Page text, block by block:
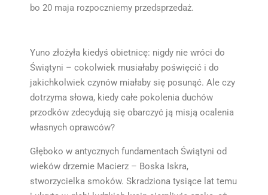
bo 20 maja rozpoczniemy przedsprzedaż.
Yuno złożyła kiedyś obietnicę: nigdy nie wróci do
Świątyni – cokolwiek musiałaby poświęcić i do
jakichkolwiek czynów miałaby się posunąć. Ale czy
dotrzyma słowa, kiedy całe pokolenia duchów
przodków zdecydują się obarczyć ją misją ocalenia
własnych oprawców?
Głęboko w antycznych fundamentach Świątyni od
wieków drzemie Macierz – Boska Iskra,
stworzycielka smoków. Skradziona tysiące lat temu